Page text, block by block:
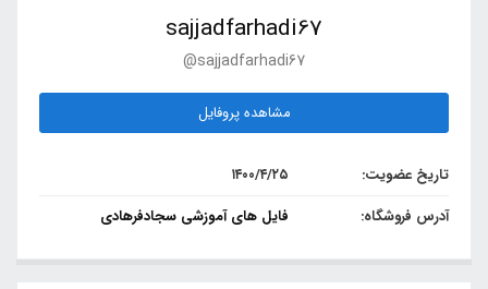
sajjadfarhadi67
@sajjadfarhadi67
مشاهده پروفایل
تاریخ عضویت:
۱۴۰۰/۴/۲۵
آدرس فروشگاه:
فایل های آموزشی سجادفرهادی